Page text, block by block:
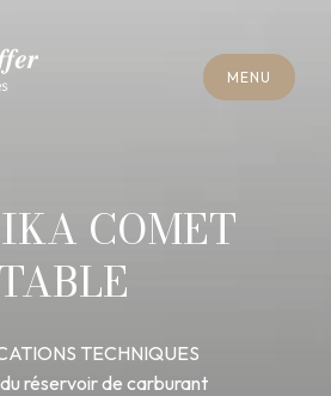
M EN U
MENU
F
R ME R
COMET
TABLE
TECHNIQUES
réservoir de carburant